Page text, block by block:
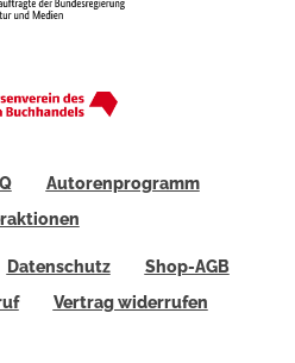
Autorenprogramm
Datenschutz
Shop-AGB
Vertrag widerrufen